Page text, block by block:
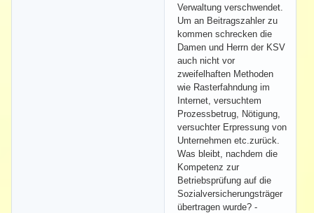
Verwaltung verschwendet.
Um an Beitragszahler zu
kommen schrecken die
Damen und Herrn der KSV
auch nicht vor
zweifelhaften Methoden
wie Rasterfahndung im
Internet, versuchtem
Prozessbetrug, Nötigung,
versuchter Erpressung von
Unternehmen etc.zurück.
Was bleibt, nachdem die
Kompetenz zur
Betriebsprüfung auf die
Sozialversicherungsträger
übertragen wurde? -